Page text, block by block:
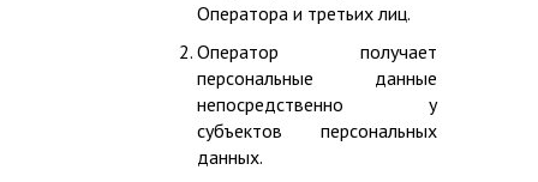
Оператора и третьих лиц.
Оператор получает
персональные данные
непосредственно у
субъектов персональных
данных.